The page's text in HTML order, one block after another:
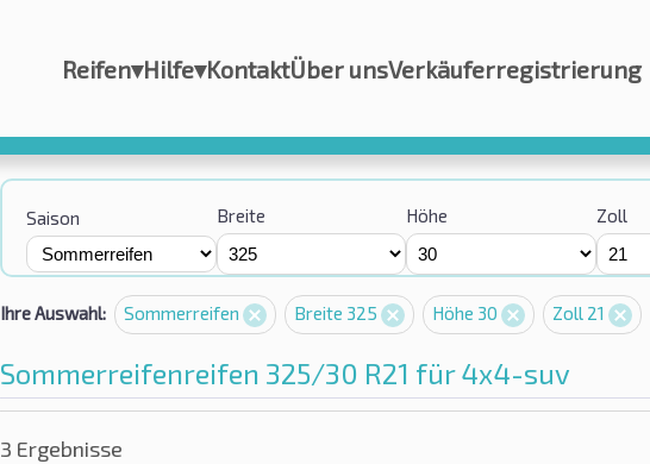
Reifen▾Hilfe▾KontaktÜber unsVerkäuferregistrierung
Saison Breite Höhe Zoll
Ihre Auswahl: Sommerreifen Breite 325 Höhe 30 Zoll 21
Sommerreifenreifen 325/30 R21 für 4x4-suv
3 Ergebnisse